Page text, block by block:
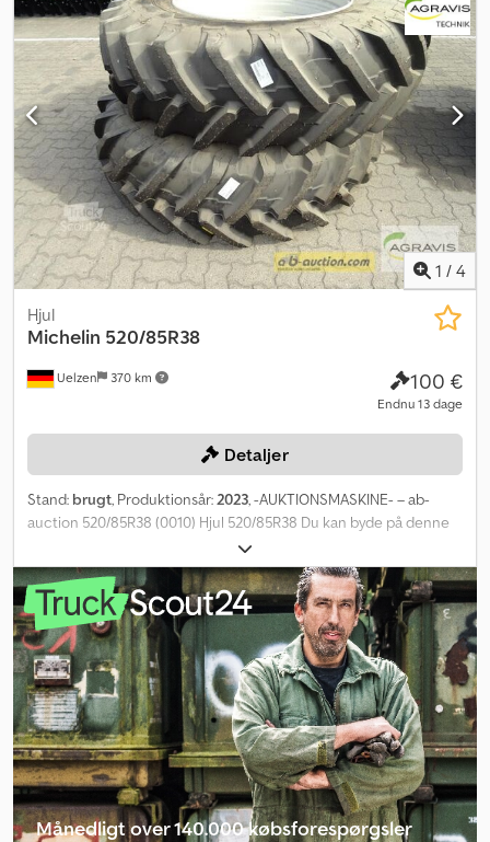
100,00 EUR ekskl. moms. Registrer dig gratis og byd med. Klik her
for at gå til auktionen: ----- ----- Spændende onlineauktion! Start
med at byde NU! ab-auction
1 / 4
Uelzen 370 km
Hjul
Michelin 520/85R38
100 €
Endnu 13 dage
Detaljer
Stand: brugt, Produktionsår:2023, -AUKTIONSMASKINE- – ab-
auction 520/85R38 (0010) Hjul 520/85R38 Du kan byde på denne
maskine online. Startprisen er 100,00 EUR ekskl. moms. Registrer
dig gratis og deltag i auktionen. Klik her for at komme til
auktionen: ----- ----- Spændende onlineauktion! Start med at
byde NU! Crjdpewv Inzsfx Ak Esf ab-auction
Månedligt over 140.000 købsforespørgsler